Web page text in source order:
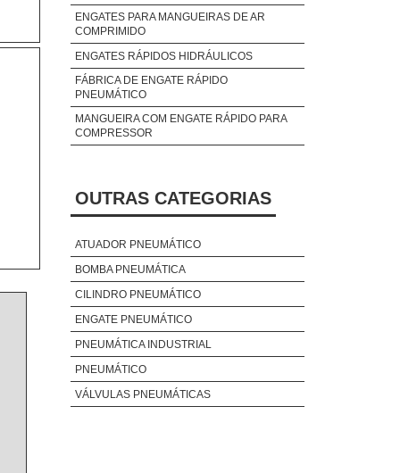
ENGATES PARA MANGUEIRAS DE AR
COMPRIMIDO
ENGATES RÁPIDOS HIDRÁULICOS
FÁBRICA DE ENGATE RÁPIDO
PNEUMÁTICO
MANGUEIRA COM ENGATE RÁPIDO PARA
COMPRESSOR
OUTRAS CATEGORIAS
ATUADOR PNEUMÁTICO
BOMBA PNEUMÁTICA
CILINDRO PNEUMÁTICO
ENGATE PNEUMÁTICO
PNEUMÁTICA INDUSTRIAL
PNEUMÁTICO
VÁLVULAS PNEUMÁTICAS